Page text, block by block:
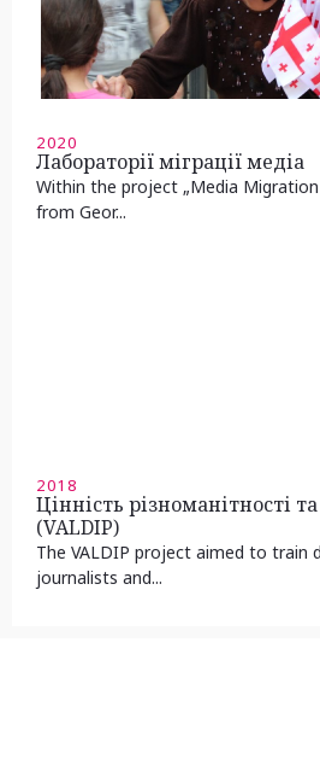
2020
Лабораторії міграції медіа
Within the project „Media
from Geor...
2018
Цінність різноманітності
(VALDIP)
The VALDIP project aimed to train
journalists and...